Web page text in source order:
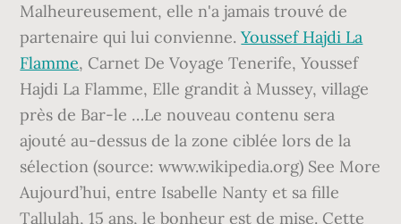
Malheureusement, elle n'a jamais trouvé de
partenaire qui lui convienne.Youssef Hajdi La
Flamme, Carnet De Voyage Tenerife, Youssef
Hajdi La Flamme, Elle grandit à Mussey, village
près de Bar-le …Le nouveau contenu sera
ajouté au-dessus de la zone ciblée lors de la
sélection (source: www.wikipedia.org) See More
Aujourd’hui, entre Isabelle Nanty et sa fille
Tallulah, 15 ans, le bonheur est de mise. Cette